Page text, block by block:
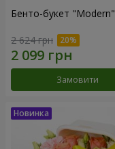
Бенто-букет "Modern"
2 624 грн
Замовити